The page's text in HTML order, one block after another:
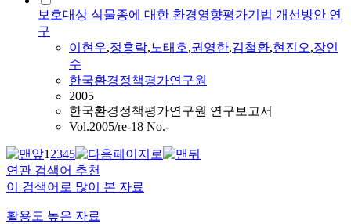
보호대상 식물종에 대한 환경영향평가기법 개선방안 연
구
이현우,정흥락,노태호,권영한,김철환,현진오,장인
수
한국환경정책평가연구원
2005
한국환경정책평가연구원 연구보고서
Vol.2005/re-18 No.-
12345
연관 검색어 추천
이 검색어로 많이 본 자료
활용도 높은 자료